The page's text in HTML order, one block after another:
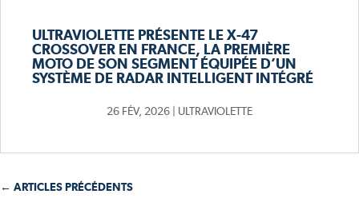
ULTRAVIOLETTE PRÉSENTE LE X-47
CROSSOVER EN FRANCE, LA PREMIÈRE
MOTO DE SON SEGMENT ÉQUIPÉE D’UN
SYSTÈME DE RADAR INTELLIGENT INTÉGRÉ
26 FÉV, 2026 ULTRAVIOLETTE
← ARTICLES PRÉCÉDENTS